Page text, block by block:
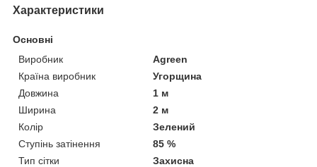
Характеристики
Основні
Виробник
Agreen
Країна виробник
Угорщина
Довжина
1 м
Ширина
2 м
Колір
Зелений
Ступінь затінення
85 %
Тип сітки
Захисна